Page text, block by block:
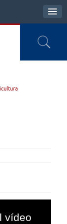
vídeo